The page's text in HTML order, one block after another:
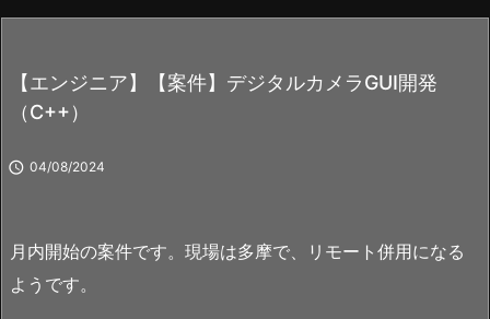
【エンジニア】【案件】デジタルカメラGUI開発
（C++）
 04/08/2024
月内開始の案件です。現場は多摩で、リモート併用になる
ようです。